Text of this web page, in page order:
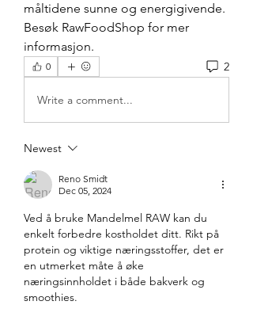
måltidene sunne og energigivende.
Besøk RawFoodShop for mer
informasjon.
0 2
Write a comment...
Newest
Reno Smidt
Dec 05, 2024
Ved å bruke Mandelmel RAW kan du
enkelt forbedre kostholdet ditt. Rikt på
protein og viktige næringsstoffer, det er
en utmerket måte å øke
næringsinnholdet i både bakverk og
smoothies.